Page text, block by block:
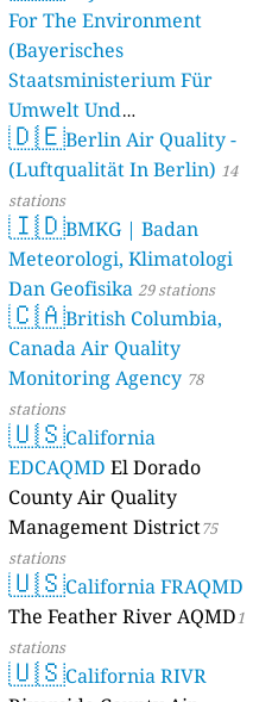
For The Environment
(Bayerisches
Staatsministerium Für
Umwelt Und
Verbraucherschutz) - LfU
46 stations
🇩🇪Berlin Air Quality -
(Luftqualität In Berlin) 14
stations
🇮🇩BMKG | Badan
Meteorologi, Klimatologi
Dan Geofisika 29 stations
🇨🇦British Columbia,
Canada Air Quality
Monitoring Agency 78
stations
🇺🇸California
EDCAQMD El Dorado
County Air Quality
Management District75
stations
🇺🇸California FRAQMD
The Feather River AQMD1
stations
🇺🇸California RIVR